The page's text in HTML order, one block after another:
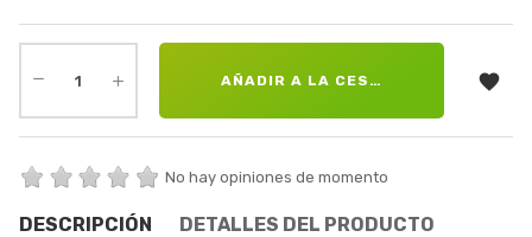
AÑADIR A LA CESTA 
No hay opiniones de momento
DESCRIPCIÓN DETALLES DEL PRODUCTO